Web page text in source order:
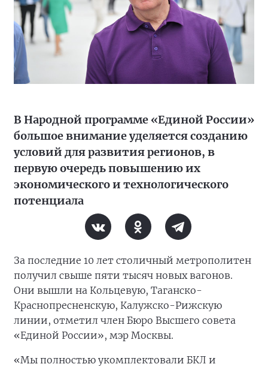
В Народной программе «Единой России»
большое внимание уделяется созданию
условий для развития регионов, в
первую очередь повышению их
экономического и технологического
потенциала
За последние 10 лет столичный метрополитен
получил свыше пяти тысяч новых вагонов.
Они вышли на Кольцевую, Таганско-
Краснопресненскую, Калужско-Рижскую
линии, отметил член Бюро Высшего совета
«Единой России», мэр Москвы.
«Мы полностью укомплектовали БКЛ и